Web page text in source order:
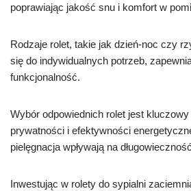
poprawiając jakość snu i komfort w
Rodzaje rolet, takie jak dzień-noc czy
się do indywidualnych potrzeb,
funkcjonalność.
Wybór odpowiednich rolet jest
prywatności i efektywności
pielęgnacja wpływają na
Inwestując w rolety do sypialni